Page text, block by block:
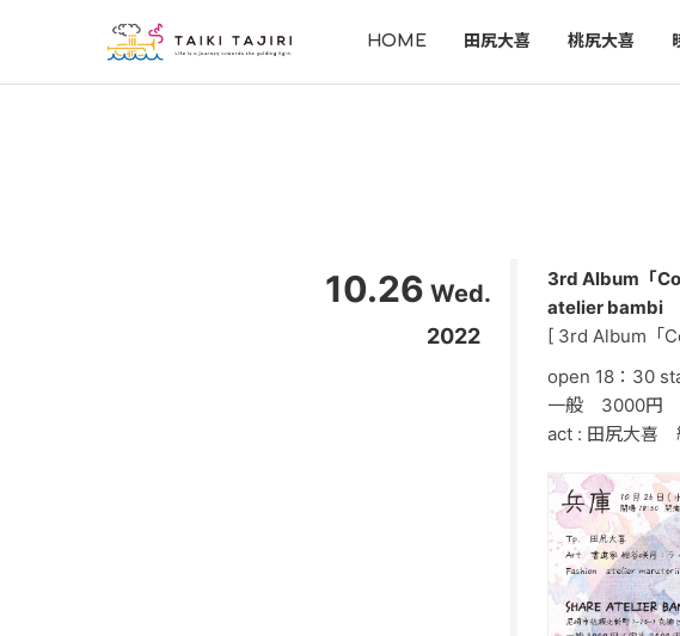
HOME 田尻大喜 桃尻大喜
10.26 Wed.
2022
3rd Album「
atelier bambi
[ 3rd Album「
open 18：30
一般 3000円
act : 田尻大喜